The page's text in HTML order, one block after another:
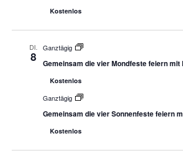
Kostenlos
DI.
8
Ganztägig
Gemeinsam die vier Mondfeste feiern mit
Kostenlos
Ganztägig
Gemeinsam die vier Sonnenfeste feiern
Kostenlos